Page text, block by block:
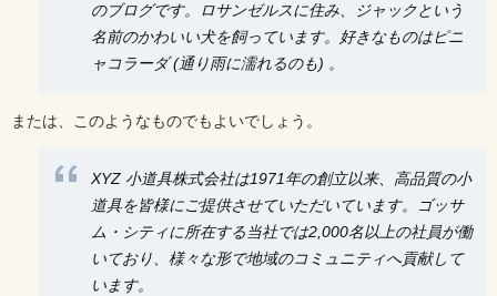
のブログです。ロサンゼルスに住み、ジャックという
名前のかわいい犬を飼っています。好きなものはピニ
ャコラーダ (通り雨に濡れるのも) 。
または、このようなものでもよいでしょう。
XYZ 小道具株式会社は1971年の創立以来、高品質の小
道具を皆様にご提供させていただいています。ゴッサ
ム・シティに所在する当社では2,000名以上の社員が働
いており、様々な形で地域のコミュニティへ貢献して
います。